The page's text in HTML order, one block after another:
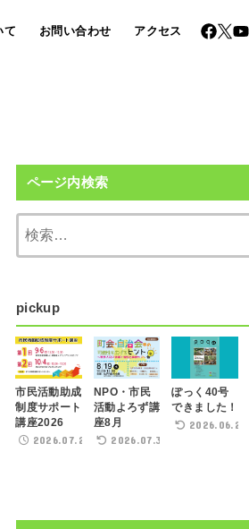
て お問い合わせ アクセス
ページ内検索
pickup
市民活動助成
制度サポート
講座2026
2026.07.21
NPO・市民
活動よろず講
座8月
2026.07.31
ぽっく40号
できました！
2026.06.22